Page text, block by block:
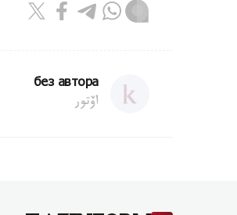
без автора
اۆتور